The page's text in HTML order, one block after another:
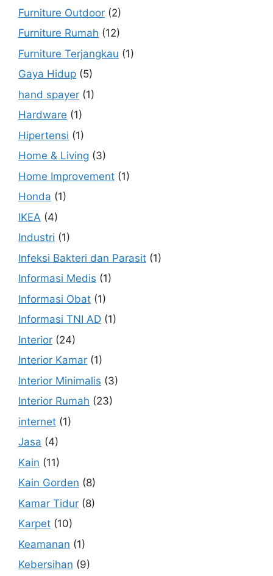
Furniture Outdoor (2)
Furniture Rumah (12)
Furniture Terjangkau (1)
Gaya Hidup (5)
hand spayer (1)
Hardware (1)
Hipertensi (1)
Home & Living (3)
Home Improvement (1)
Honda (1)
IKEA (4)
Industri (1)
Infeksi Bakteri dan Parasit (1)
Informasi Medis (1)
Informasi Obat (1)
Informasi TNI AD (1)
Interior (24)
Interior Kamar (1)
Interior Minimalis (3)
Interior Rumah (23)
internet (1)
Jasa (4)
Kain (11)
Kain Gorden (8)
Kamar Tidur (8)
Karpet (10)
Keamanan (1)
Kebersihan (9)